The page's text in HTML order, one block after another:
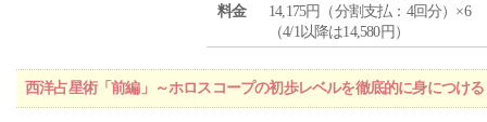
料金
14,175円（分割支払：4回分）×6
（4/1以降は14,580円）
西洋占星術「前編」～ホロスコープの初歩レベルを徹底的に身につける